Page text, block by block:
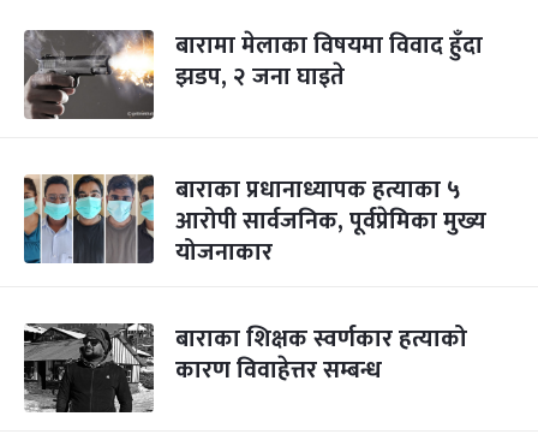
बारामा मेलाका विषयमा विवाद हुँदा
झडप, २ जना घाइते
बाराका प्रधानाध्यापक हत्याका ५
आरोपी सार्वजनिक, पूर्वप्रेमिका मुख्य
योजनाकार
बाराका शिक्षक स्वर्णकार हत्याको
कारण विवाहेत्तर सम्बन्ध